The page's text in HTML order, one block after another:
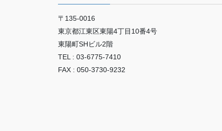
〒135-0016
東京都江東区東陽4丁目10番4号
東陽町SHビル2階
TEL : 03-6775-7410
FAX : 050-3730-9232